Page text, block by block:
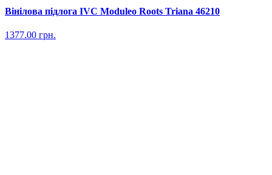
Вінілова підлога IVC Moduleo Roots Triana 46210
1377.00 грн.